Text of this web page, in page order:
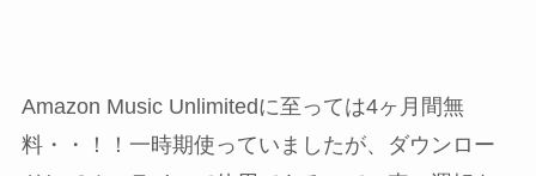
Amazon Music Unlimitedに至っては4ヶ月間無
料・・！！一時期使っていましたが、ダウンロー